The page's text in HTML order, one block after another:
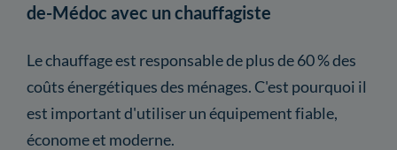
de-Médoc avec un chauffagiste
Le chauffage est responsable de plus de 60 % des
coûts énergétiques des ménages. C'est pourquoi il
est important d'utiliser un équipement fiable,
économe et moderne.